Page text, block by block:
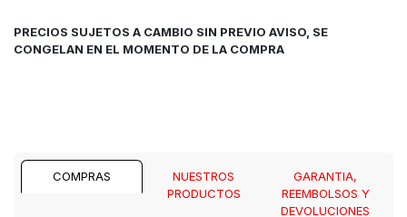
PRECIOS SUJETOS A CAMBIO SIN PREVIO AVISO, SE
CONGELAN EN EL MOMENTO DE LA COMPRA
COMPRAS
NUESTROS
PRODUCTOS
GARANTIA,
REEMBOLSOS Y
DEVOLUCIONES